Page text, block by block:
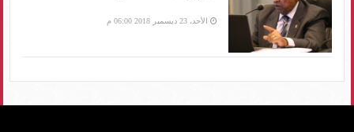
الأحد، 23 ديسمبر 2018 06:00 م